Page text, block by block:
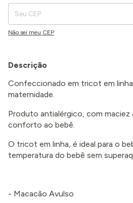
Não sei meu CEP
Descrição
Confeccionado em tricot em
maternidade.
Produto antialérgico, com
conforto ao bebê.
O tricot em linha, é ideal para o
temperatura do bebê sem
- Macacão Avulso